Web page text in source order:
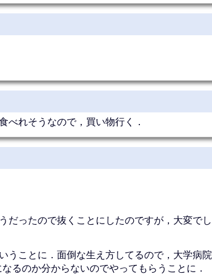
べれそうなので，買い物行く．
だったので抜くことにしたのですが，大変でし
うことに．面倒な生え方してるので，大学病院
るのか分からないのでやってもらうことに．